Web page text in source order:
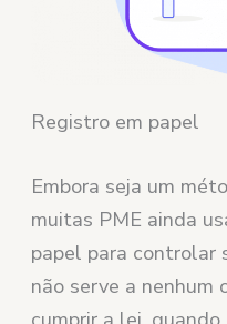
Registro em papel
Embora seja um
muitas PME ainda
papel para controlar
não serve a nenhum